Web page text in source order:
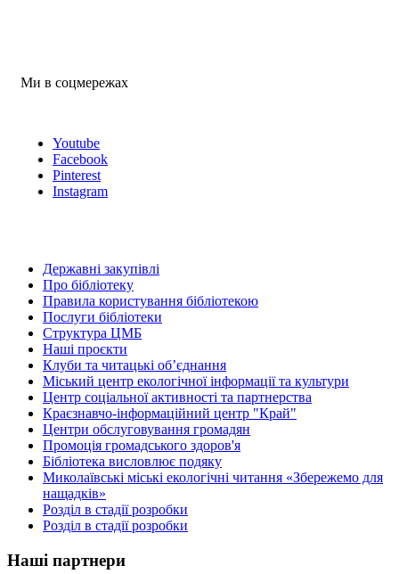
Ми в соцмережах
Youtube
Facebook
Pinterest
Instagram
Державні закупівлі
Про бібліотеку
Правила користування бібліотекою
Послуги бібліотеки
Структура ЦМБ
Наші проєкти
Клуби та читацькі об’єднання
Міський центр екологічної інформації та культури
Центр соціальної активності та партнерства
Краєзнавчо-інформаційний центр "Край"
Центри обслуговування громадян
Промоція громадського здоров'я
Бібліотека висловлює подяку
Миколаївські міські екологічні читання «Збережемо для
нащадків»
Розділ в стадії розробки
Розділ в стадії розробки
Наші партнери